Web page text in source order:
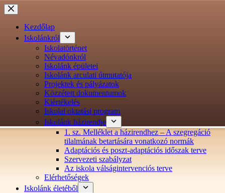
Ugrás
a
tartalomraKezdőlap
Iskolánkról
Iskolatörténet
Névadónkról
Iskolánk épületei
Iskolánk arculati útmutatója
Projektek és pályázatok
Közzétett dokumentumok
Kiértékelés
Iskolai oktatási program
Iskolánk házirendje
1. sz. Melléklet a házirendhez – A szegregáció
tilalmának betartására vonatkozó normák
Adaptációs és poszt-adaptációs időszak terve
Szervezeti szabályzat
Az iskola válságintervenciós terve
Elérhetőségek
Iskolánk életéből